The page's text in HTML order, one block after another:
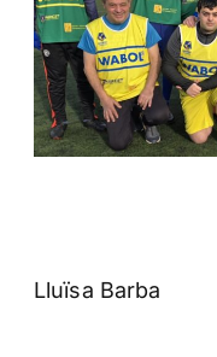
Lluïsa Barba